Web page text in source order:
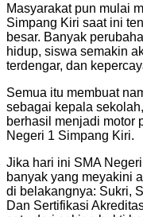
Masyarakat pun mulai
Simpang Kiri saat ini
besar. Banyak
hidup, siswa semakin
terdengar, dan
Semua itu membuat
sebagai kepala
berhasil menjadi motor
Negeri 1 Simpang Kiri.
Jika hari ini SMA
banyak yang meyakini
di belakangnya: Sukri,
Dan Sertifikasi